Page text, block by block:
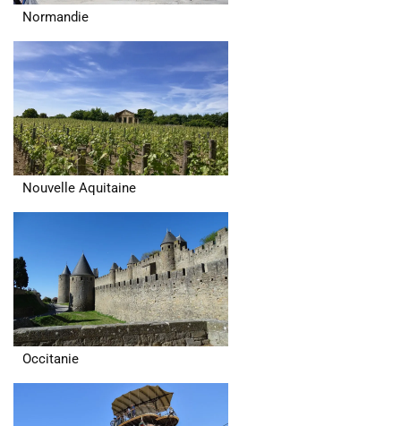
Normandie
Nouvelle Aquitaine
Occitanie